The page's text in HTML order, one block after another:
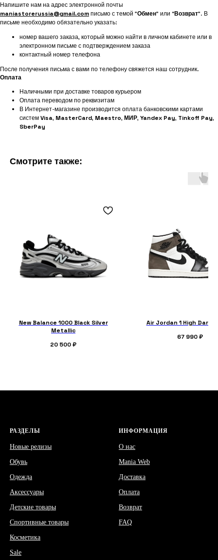
Напишите нам на адрес электронной почты
maniastorerussia@gmail.comписьмо с темой "Обмен" или “Возврат”. В
письме необходимо обязательно указать:
номер вашего заказа, который можно найти в личном кабинете или в
электронном письме с подтверждением заказа
контактный номер телефона
После получения письма с вами по телефону свяжется наш сотрудник.
Оплата
Наличными при доставке товаров курьером
Оплата переводом по реквизитам
В Интернет-магазине производится оплата банковскими картами
системVisa, MasterCard, Maestro, МИР, Yandex Pay, Tinkoff Pay,
SberPay
Смотрите также:
New Balance 1000 Black Silver
Metallic
20 500₽
Air Jordan 1 High Dark
67 990 ₽
РАЗДЕЛЫ
Новые релизы
Обувь
Одежда
Аксессуары
Детские товары
Спортивные товары
Косметика
Sale
ИНФОРМАЦИЯ
О нас
Mania Web
Доставка
Оплата
Возврат
FAQ